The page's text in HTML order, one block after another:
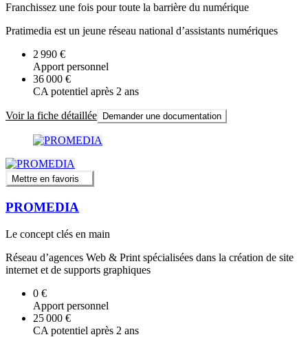
Franchissez une fois pour toute la barrière du numérique
Pratimedia est un jeune réseau national d’assistants numériques
2 990 €
Apport personnel
36 000 €
CA potentiel après 2 ans
Voir la fiche détaillée Demander une documentation
Mettre en favoris
PROMEDIA
Le concept clés en main
Réseau d’agences Web & Print spécialisées dans la création de site
internet et de supports graphiques
0 €
Apport personnel
25 000 €
CA potentiel après 2 ans